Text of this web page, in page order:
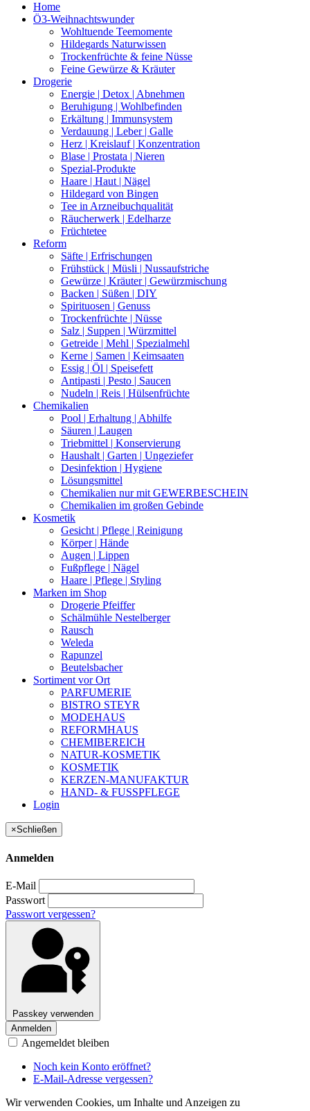
Home
Ö3-Weihnachtswunder
Wohltuende Teemomente
Hildegards Naturwissen
Trockenfrüchte & feine Nüsse
Feine Gewürze & Kräuter
Drogerie
Energie | Detox | Abnehmen
Beruhigung | Wohlbefinden
Erkältung | Immunsystem
Verdauung | Leber | Galle
Herz | Kreislauf | Konzentration
Blase | Prostata | Nieren
Spezial-Produkte
Haare | Haut | Nägel
Hildegard von Bingen
Tee in Arzneibuchqualität
Räucherwerk | Edelharze
Früchtetee
Reform
Säfte | Erfrischungen
Frühstück | Müsli | Nussaufstriche
Gewürze | Kräuter | Gewürzmischung
Backen | Süßen | DIY
Spirituosen | Genuss
Trockenfrüchte | Nüsse
Salz | Suppen | Würzmittel
Getreide | Mehl | Spezialmehl
Kerne | Samen | Keimsaaten
Essig | Öl | Speisefett
Antipasti | Pesto | Saucen
Nudeln | Reis | Hülsenfrüchte
Chemikalien
Pool | Erhaltung | Abhilfe
Säuren | Laugen
Triebmittel | Konservierung
Haushalt | Garten | Ungeziefer
Desinfektion | Hygiene
Lösungsmittel
Chemikalien nur mit GEWERBESCHEIN
Chemikalien im großen Gebinde
Kosmetik
Gesicht | Pflege | Reinigung
Körper | Hände
Augen | Lippen
Fußpflege | Nägel
Haare | Pflege | Styling
Marken im Shop
Drogerie Pfeiffer
Schälmühle Nestelberger
Rausch
Weleda
Rapunzel
Beutelsbacher
Sortiment vor Ort
PARFUMERIE
BISTRO STEYR
MODEHAUS
REFORMHAUS
CHEMIBEREICH
NATUR-KOSMETIK
KOSMETIK
KERZEN-MANUFAKTUR
HAND- & FUSSPFLEGE
Login
×Schließen
Anmelden
E-Mail
Passwort
Passwort vergessen?
Passkey verwenden
Anmelden
Angemeldet bleiben
Noch kein Konto eröffnet?
E-Mail-Adresse vergessen?
Wir verwenden Cookies, um Inhalte und Anzeigen zu